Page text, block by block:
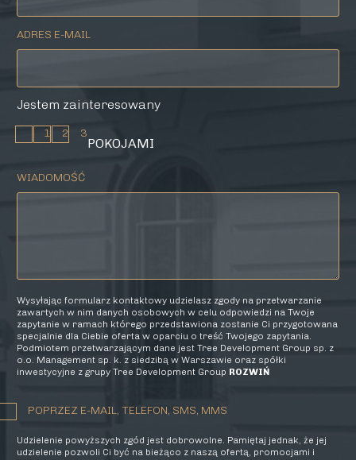
ADRES E-MAIL
Jestem zainteresowany
1 2 3
POKOJAMI
WIADOMOŚĆ
Wysyłając formularz kontaktowy udzielasz zgody na przetwarzanie
zawartych w nim danych osobowych w celu odpowiedzi na Twoje
zapytanie w ramach którego przedstawiona zostanie Ci przygotowana
specjalnie dla Ciebie oferta w oparciu o treść Twojego zapytania.
Podmiotem przetwarzającym dane jest Tree Development Group sp. z
o.o. Management sp. k. z siedzibą w Warszawie oraz spółki
inwestycyjne z grupy Tree Development Group ROZWIŃ
POPRZEZ E-MAIL, TELEFON, SMS, MMS
Udzielenie powyższych zgód jest dobrowolne. Pamiętaj jednak, że jej
udzielenie pozwoli Ci być na bieżąco z naszą ofertą, promocjami i